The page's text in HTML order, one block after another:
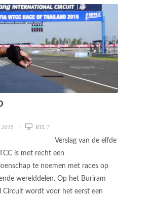
2015 RTL 7
Verslag van de elfde
is met recht een
te noemen met races op
werelddelen. Op het Buriram
Circuit wordt voor het eerst een